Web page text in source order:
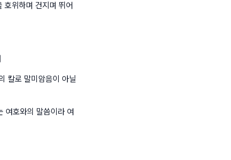
호위하며 건지며 뛰어
칼로 말미암음이 아닐
여호와의 말씀이라 여